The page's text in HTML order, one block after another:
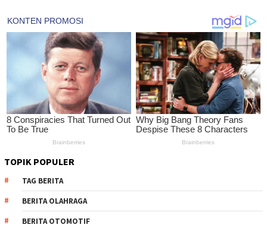
TOPIK POPULER
TAG BERITA
BERITA OLAHRAGA
BERITA OTOMOTIF